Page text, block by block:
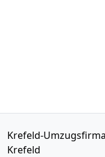
Krefeld-
Krefeld